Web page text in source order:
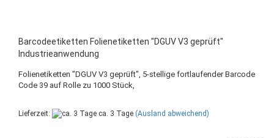
Barcodeetiketten Folienetiketten "DGUV V3 geprüft"
Industrieanwendung
Folienetiketten "DGUV V3 geprüft", 5-stellige fortlaufender Barcode
Code 39 auf Rolle zu 1000 Stück,
Lieferzeit: ca. 3 Tage (Ausland abweichend)